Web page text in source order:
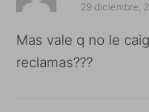
29 diciembre,
Mas vale q no le
reclamas???